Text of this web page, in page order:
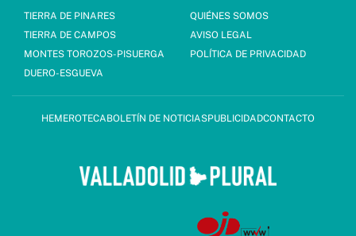
TIERRA DE PINARES
TIERRA DE CAMPOS
MONTES TOROZOS-PISUERGA
DUERO-ESGUEVA
QUIÉNES SOMOS
AVISO LEGAL
POLÍTICA DE PRIVACIDAD
HEMEROTECABOLETÍN DE NOTICIASPUBLICIDADCONTACTO